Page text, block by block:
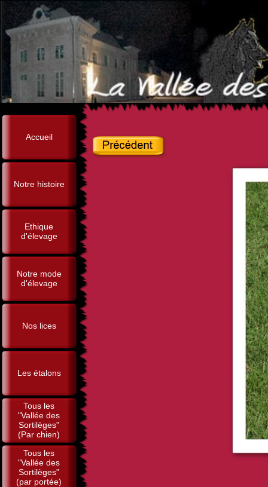
Accueil
Notre histoire
Ethique
d'élevage
Notre mode
d'élevage
Nos lices
Les étalons
Tous les
"Vallée des
Sortilèges"
(Par chien)
Tous les
"Vallée des
Sortilèges"
(par portée)